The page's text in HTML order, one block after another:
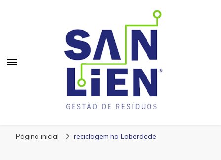
Página inicial reciclagem na Loberdade